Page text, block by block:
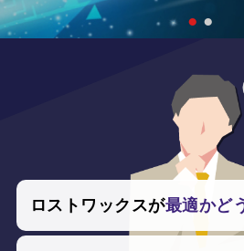
ロストワックスが最適かど